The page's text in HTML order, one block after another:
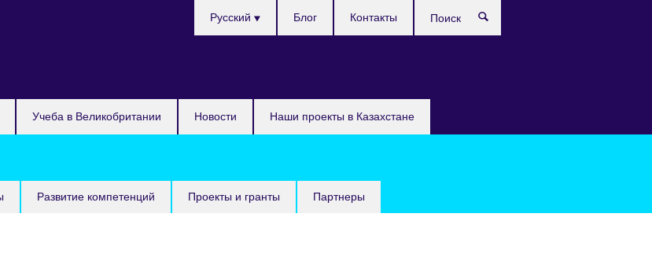
Учеба в Великобритании Новости Наши проекты в Казахстане
язык
Русский Блог Контакты
Развитие компетенций Проекты и гранты Партнеры